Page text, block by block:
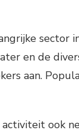
sector
en de
aan.
ook